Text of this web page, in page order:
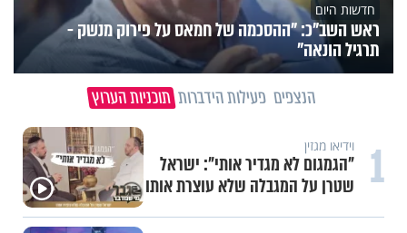
חדשות היום
ראש השב"כ: "ההסכמה של חמאס על פירוק מנשק -
תרגיל הונאה"
הנצפים פעילות הידברות תוכניות הערוץ
1 וידיאו מגזין
"הגמגום לא מגדיר אותי": ישראל
שטרן על המגבלה שלא עוצרת אותו